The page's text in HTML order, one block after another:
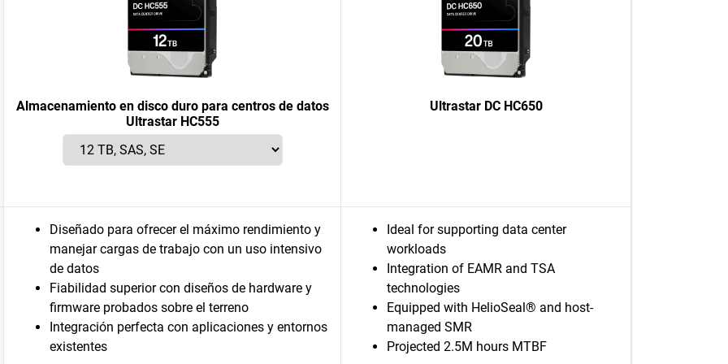
Almacenamiento en disco duro para centros de datos
Ultrastar HC555
Ultrastar DC HC650
Diseñado para ofrecer el máximo rendimiento y
manejar cargas de trabajo con un uso intensivo
de datos
Fiabilidad superior con diseños de hardware y
firmware probados sobre el terreno
Integración perfecta con aplicaciones y entornos
existentes
Ideal for supporting data center
workloads
Integration of EAMR and TSA
technologies
Equipped with HelioSeal® and host-
managed SMR
Projected 2.5M hours MTBF